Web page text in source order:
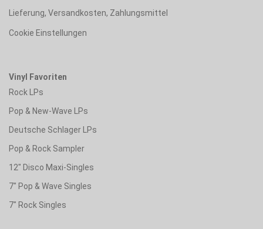
Lieferung, Versandkosten, Zahlungsmittel
Cookie Einstellungen
Vinyl Favoriten
Rock LPs
Pop & New-Wave LPs
Deutsche Schlager LPs
Pop & Rock Sampler
12" Disco Maxi-Singles
7" Pop & Wave Singles
7" Rock Singles